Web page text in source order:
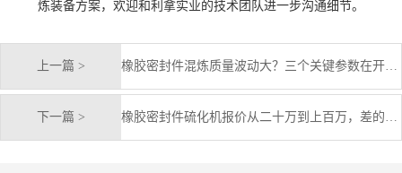
炼装备方案，欢迎和利拿实业的技术团队进一步沟通细节。
上一篇 > 橡胶密封件混炼质量波动大？三个关键参数在开炼机操作中常被忽视
下一篇 > 橡胶密封件硫化机报价从二十万到上百万，差的是哪些配置